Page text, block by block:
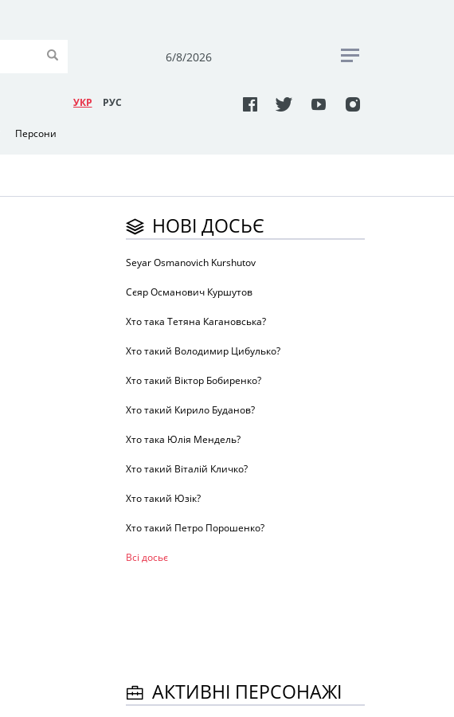
6/8/2026
УКР РУC
Персони
НОВІ ДОСЬЄ
Seyar Osmanovich Kurshutov
Сєяр Османович Куршутов
Хто така Тетяна Кагановська?
Хто такий Володимир Цибулько?
Хто такий Віктор Бобиренко?
Хто такий Кирило Буданов?
Хто така Юлія Мендель?
Хто такий Віталій Кличко?
Хто такий Юзік?
Хто такий Петро Порошенко?
Всі досьє
АКТИВНІ ПЕРСОНАЖІ